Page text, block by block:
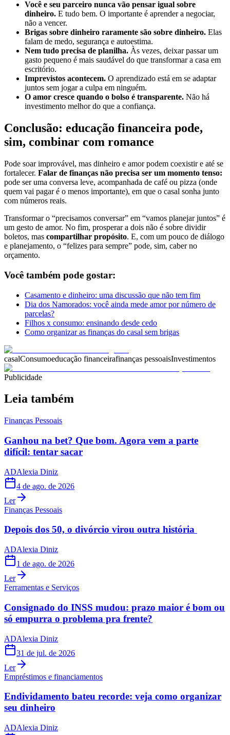
Você e seu parceiro nunca vão pensar igual sobre
dinheiro. E tudo bem. O importante é aprender a negociar,
não a vencer.
Brigas sobre dinheiro raramente são sobre dinheiro. Elas
falam de medo, segurança e autoestima.
Nem tudo precisa de planilha. Às vezes, deixar passar um
gasto pequeno é mais saudável do que transformar a casa em
escritório.
Imprevistos acontecem. O aprendizado está em se adaptar
juntos sem jogar a culpa em ninguém.
O amor cresce quando o bolso é transparente. Não há
investimento melhor do que a confiança.
Conclusão: educação financeira pode,
sim, combinar com romance
Pode soar improvável, mas dinheiro e amor podem coexistir e até se
fortalecer. Falar de finanças não precisa ser um momento tenso:
pode ser uma conversa leve, acompanhada de café ou pizza (onde
quem vai pagar é o menos importante), em que o casal sonha junto
com números reais.
Transformar o “precisamos conversar” em “vamos planejar juntos” é
um gesto de amor. No fim, prosperar a dois não é sobre dividir
boletos, mas compartilhar propósito. E, com um pouco de diálogo
e planejamento, o “felizes para sempre” pode, sim, caber no
orçamento.
Você também pode gostar:
Casamento e dinheiro: uma discussão que não tem fim
Dia dos Namorados: você ainda mede amor por número de
parcelas?
Filhos x consumo: ensinando desde cedo
Como organizar as finanças do casal sem brigas
casalConsumoeducação financeirafinanças pessoaisInvestimentos
Publicidade
Leia também
Finanças Pessoais
Ganhou na bet? Que bom. Agora vem a parte
difícil: tentar sacar
ADAlexia Diniz
4 de ago. de 2026
Ler
Finanças Pessoais
Depois dos 50, o divórcio virou outra história
ADAlexia Diniz
1 de ago. de 2026
Ler
Ferramentas e Serviços
Consignado do INSS mudou: prazo maior é bom ou
só empurra o problema pra frente?
ADAlexia Diniz
31 de jul. de 2026
Ler
Empréstimos e financiamentos
Endividamento bateu recorde: veja como organizar
seu dinheiro
ADAlexia Diniz